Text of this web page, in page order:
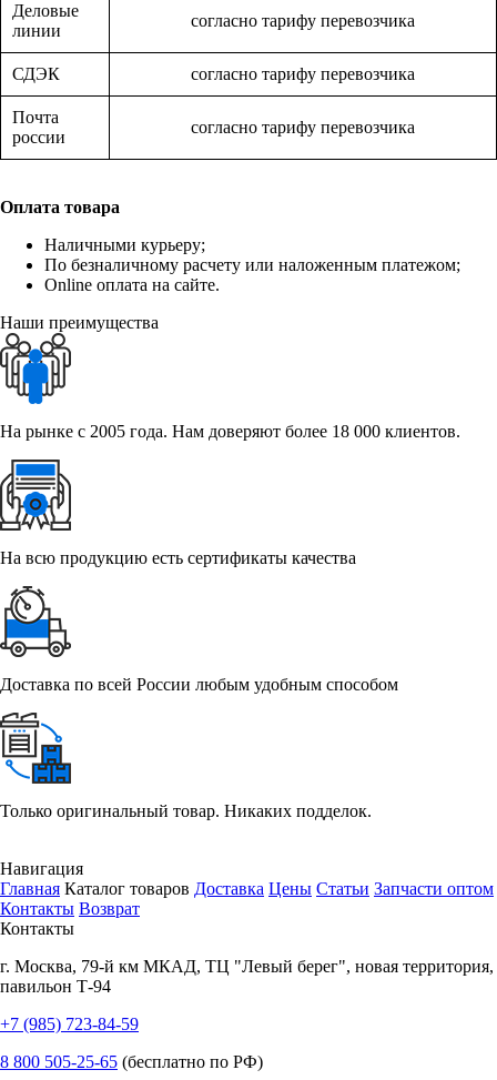
Деловые
линии
согласно тарифу перевозчика
СДЭК согласно тарифу перевозчика
Почта
россии
согласно тарифу перевозчика
Оплата товара
Наличными курьеру;
По безналичному расчету или наложенным платежом;
Online оплата на сайте.
Наши преимущества
На рынке с 2005 года. Нам доверяют более 18 000 клиентов.
На всю продукцию есть сертификаты качества
Доставка по всей России любым удобным способом
Только оригинальный товар. Никаких подделок.
Навигация
Главная Каталог товаров Доставка Цены Статьи Запчасти оптом
Контакты Возврат
Контакты
г. Москва, 79-й км МКАД, ТЦ "Левый берег", новая территория,
павильон Т-94
+7 (985) 723-84-59
8 800 505-25-65 (бесплатно по РФ)